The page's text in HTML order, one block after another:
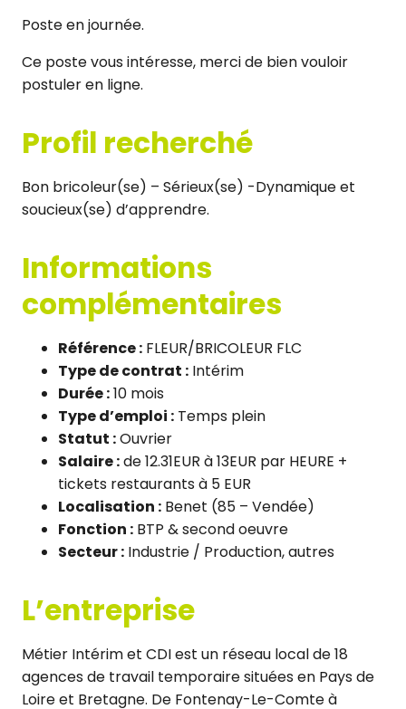
Poste en journée.
Ce poste vous intéresse, merci de bien vouloir
postuler en ligne.
Profil recherché
Bon bricoleur(se) – Sérieux(se) -Dynamique et
soucieux(se) d’apprendre.
Informations
complémentaires
Référence : FLEUR/BRICOLEUR FLC
Type de contrat : Intérim
Durée :10 mois
Type d’emploi : Temps plein
Statut :Ouvrier
Salaire :de 12.31EUR à 13EUR par HEURE +
tickets restaurants à 5 EUR
Localisation : Benet (85 – Vendée)
Fonction : BTP & second oeuvre
Secteur : Industrie / Production, autres
L’entreprise
Métier Intérim et CDI est un réseau local de 18
agences de travail temporaire situées en Pays de
Loire et Bretagne. De Fontenay-Le-Comte à